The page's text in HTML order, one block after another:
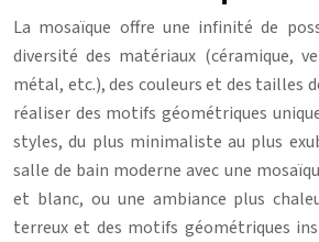
La mosaïque offre une infinité de
diversité des matériaux (céramique,
métal, etc.), des couleurs et des tailles
réaliser des motifs géométriques
styles, du plus minimaliste au plus
salle de bain moderne avec une
et blanc, ou une ambiance plus
terreux et des motifs géométriques